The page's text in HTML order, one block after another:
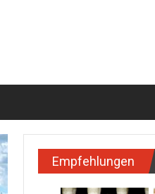
Empfehlungen